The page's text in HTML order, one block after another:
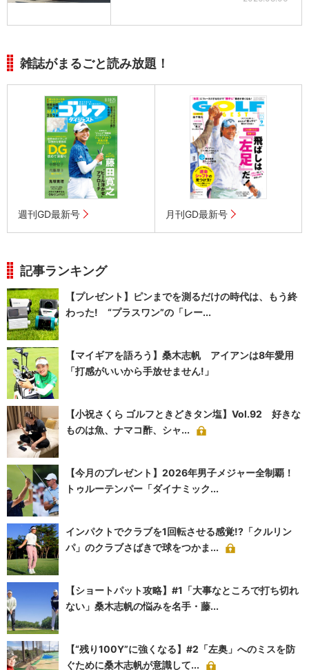
雑誌がまるごと読み放題！
週刊GD最新号 月刊GD最新号
記事ランキング
【プレゼント】ピンまでを測るだけの時代は、もう終
わった! “プラスワン”の「レー...
【マイギアを語ろう】桑木志帆 アイアンは8年愛用
「打感がいいから手放せません!」
【小祝さくら ゴルフときどきタン塩】Vol.92 好きな
ものは魚、ナマコ酢、シャ...
【今月のプレゼント】2026年男子メジャー全制覇！
トゥルーテンパー「ダイナミック...
インパクトでクラブを1回転させる感覚!?「クルリン
パ」のクラブさばきで球をつかま...
【ショートパット攻略】#1「大事なところで打ち切れ
ない」桑木志帆の悩みを名手・藤...
【“残り100Y”に強くなる】#2「左奥」へのミスを防
ぐために桑木志帆が意識して...